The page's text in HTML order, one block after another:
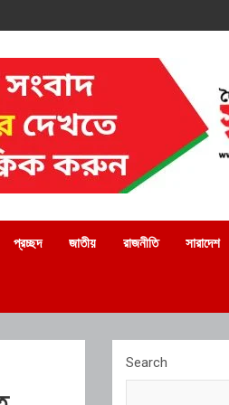
প্রচ্ছদ জাতীয় রাজনীতি সারাদেশ
Search